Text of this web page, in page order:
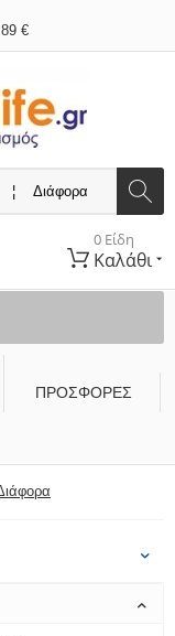
€
0 Είδη
Καλάθι
ΠΡΟΣΦΟΡΕΣ